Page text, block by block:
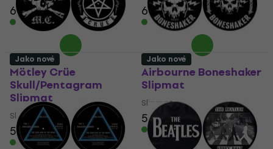
619 Kč
Skladem
619 Kč
Skladem
Mötley Crüe
Skull/Pentagram
Slipmat
Slipmat
557 Kč569 Kč
Skladem
Airbourne Boneshaker
Slipmat
Slipmat
557 Kč569 Kč
Skladem
Jako nové Jako nové